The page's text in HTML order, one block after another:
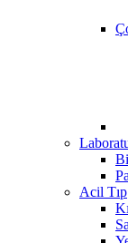
Acil Tıp